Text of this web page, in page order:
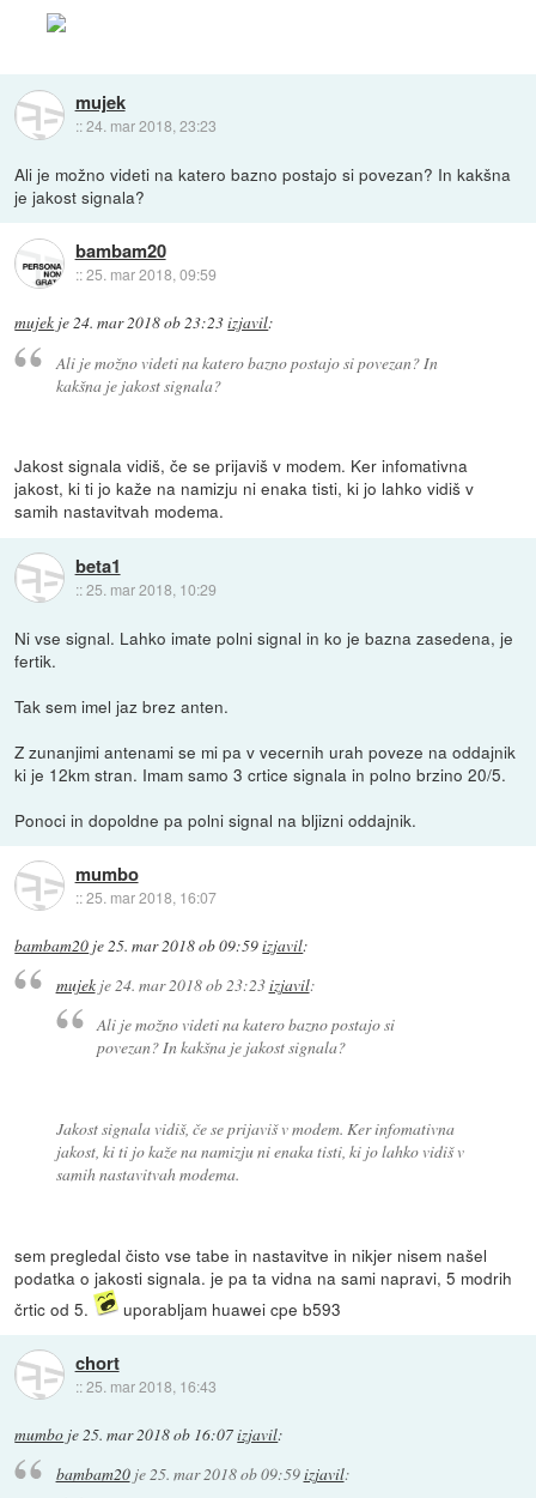
mujek
::24. mar 2018, 23:23
Ali je možno videti na katero bazno postajo si povezan? In kakšna
je jakost signala?
bambam20
::25. mar 2018, 09:59
mujek je24. mar 2018 ob 23:23izjavil:
Ali je možno videti na katero bazno postajo si povezan? In
kakšna je jakost signala?
Jakost signala vidiš, če se prijaviš v modem. Ker infomativna
jakost, ki ti jo kaže na namizju ni enaka tisti, ki jo lahko vidiš v
samih nastavitvah modema.
beta1
::25. mar 2018, 10:29
Ni vse signal. Lahko imate polni signal in ko je bazna zasedena, je
fertik.
Tak sem imel jaz brez anten.
Z zunanjimi antenami se mi pa v vecernih urah poveze na oddajnik
ki je 12km stran. Imam samo 3 crtice signala in polno brzino 20/5.
Ponoci in dopoldne pa polni signal na bljizni oddajnik.
mumbo
::25. mar 2018, 16:07
bambam20 je 25. mar 2018 ob 09:59izjavil:
mujekje24. mar 2018 ob 23:23izjavil:
Ali je možno videti na katero bazno postajo si
povezan? In kakšna je jakost signala?
Jakost signala vidiš, če se prijaviš v modem. Ker infomativna
jakost, ki ti jo kaže na namizju ni enaka tisti, ki jo lahko vidiš v
samih nastavitvah modema.
sem pregledal čisto vse tabe in nastavitve in nikjer nisem našel
podatka o jakosti signala. je pa ta vidna na sami napravi, 5 modrih
črtic od 5.
uporabljam huawei cpe b593
chort
::25. mar 2018, 16:43
mumbo je25. mar 2018 ob 16:07izjavil:
bambam20je25. mar 2018 ob 09:59izjavil: